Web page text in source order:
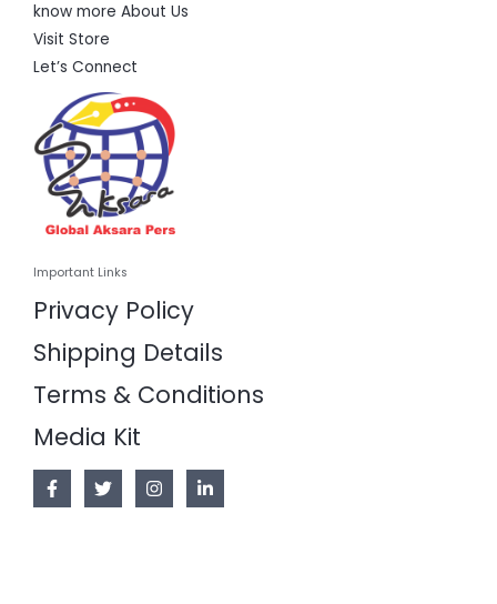
know more About Us
Visit Store
Let’s Connect
Important Links
Privacy Policy
Shipping Details
Terms & Conditions
Media Kit